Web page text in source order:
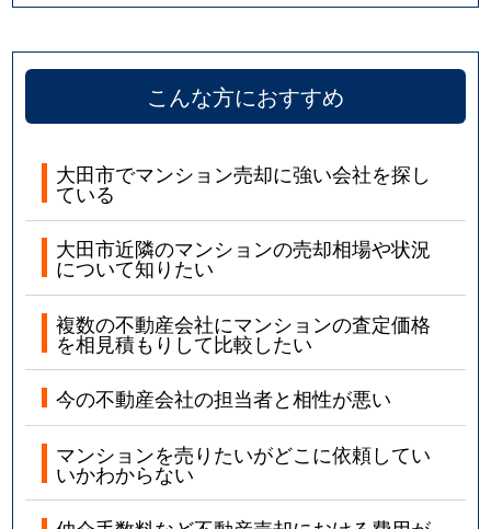
こんな方におすすめ
大田市でマンション売却に強い会社を探し
ている
大田市近隣のマンションの売却相場や状況
について知りたい
複数の不動産会社にマンションの査定価格
を相見積もりして比較したい
今の不動産会社の担当者と相性が悪い
マンションを売りたいがどこに依頼してい
いかわからない